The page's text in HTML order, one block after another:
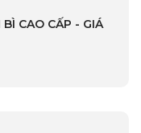
CAO CẤP - GIÁ